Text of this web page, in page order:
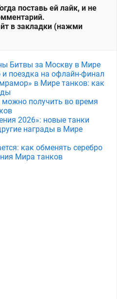
поставь ей лайк, и не
в закладки (нажми
Битвы за Москву в Мире
и поездка на офлайн-финал
в Мире танков: как
получить во время
2026»: новые танки
награды в Мире
как обменять серебро
Мира танков